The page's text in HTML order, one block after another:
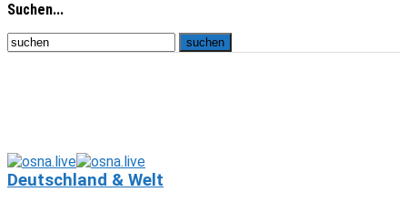
Suchen...
Deutschland & Welt